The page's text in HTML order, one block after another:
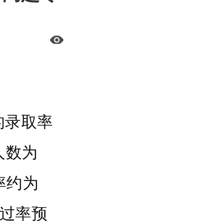
取率
数为
约为
率预